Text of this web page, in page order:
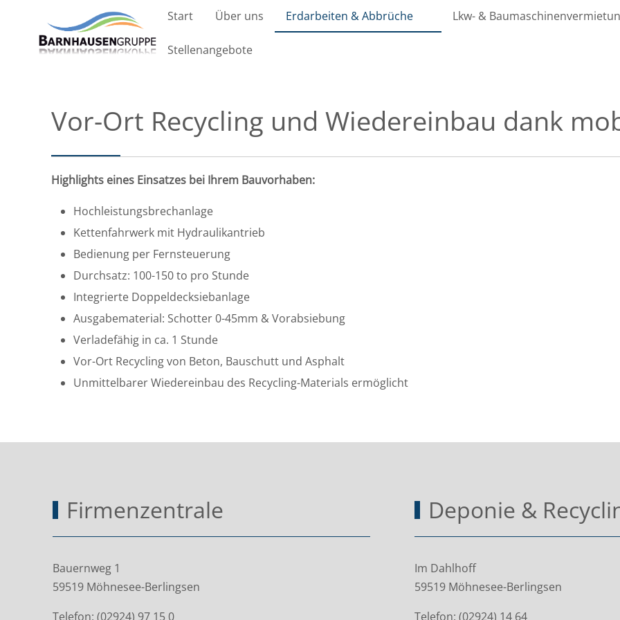
Start Über uns Erdarbeiten & Abbrüche Lkw- &
Stellenangebote
Vor-Ort Recycling und Wiedereinbau dank
Highlights eines Einsatzes bei Ihrem Bauvorhaben:
Hochleistungsbrechanlage
Kettenfahrwerk mit Hydraulikantrieb
Bedienung per Fernsteuerung
Durchsatz: 100-150 to pro Stunde
Integrierte Doppeldecksiebanlage
Ausgabematerial: Schotter 0-45mm & Vorabsiebung
Verladefähig in ca. 1 Stunde
Vor-Ort Recycling von Beton, Bauschutt und Asphalt
Unmittelbarer Wiedereinbau des Recycling-Materials ermöglicht
Firmenzentrale
Bauernweg 1
59519 Möhnesee-Berlingsen
Telefon: (02924) 97 15 0
Deponie &
Im Dahlhoff
59519 Möhnesee-Berlingsen
Telefon: (02924) 14 64